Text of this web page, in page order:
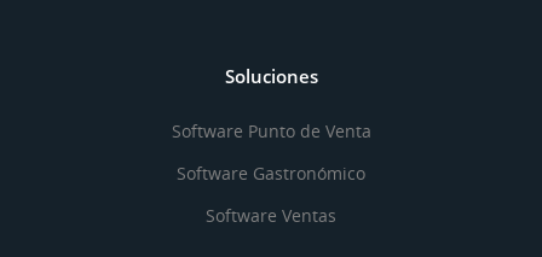
Soluciones
Software Punto de Venta
Software Gastronómico
Software Ventas